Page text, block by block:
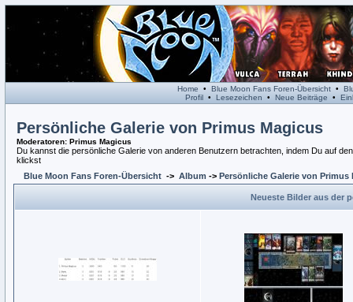
Home • Blue Moon Fans Foren-Übersicht•
Profil• Lesezeichen • Neue Beiträge •
Persönliche Galerie von Primus Magicus
Moderatoren: Primus Magicus
Du kannst die persönliche Galerie von anderen Benutzern betrachten, indem Du auf
klickst
Blue Moon Fans Foren-Übersicht -> Album -> Persönliche Galerie von Primus
Neueste Bilder aus der